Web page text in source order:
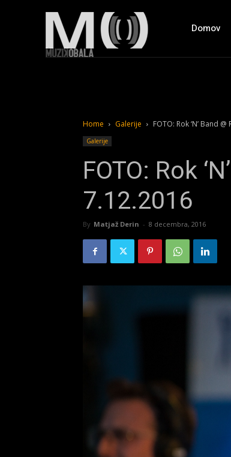
Domov
Home Galerije FOTO: Rok ‘N’ Band
Galerije
FOTO: Rok
7.12.2016
By Matjaž Derin - 8 decembra, 2016